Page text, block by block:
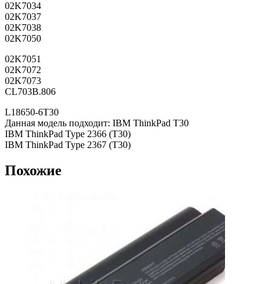
02K7034
02K7037
02K7038
02K7050
02K7051
02K7072
02K7073
CL703B.806
L18650-6T30
Данная модель подходит: IBM ThinkPad T30
IBM ThinkPad Type 2366 (T30)
IBM ThinkPad Type 2367 (T30)
Похожие